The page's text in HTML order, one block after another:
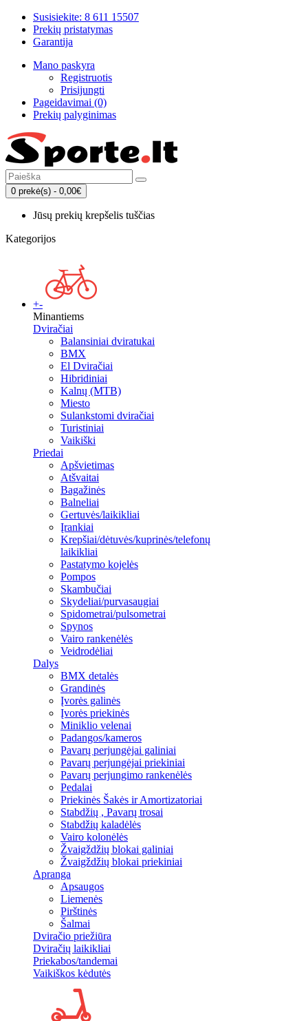
Susisiekite: 8 611 15507
Prekių pristatymas
Garantija
Mano paskyra
Registruotis
Prisijungti
Pageidavimai (0)
Prekių palyginimas
0 prekė(s) - 0,00€
Jūsų prekių krepšelis tuščias
Kategorijos
+-
Minantiems
Dviračiai
Balansiniai dviratukai
BMX
El Dviračiai
Hibridiniai
Kalnų (MTB)
Miesto
Sulankstomi dviračiai
Turistiniai
Vaikiški
Priedai
Apšvietimas
Atšvaitai
Bagažinės
Balneliai
Gertuvės/laikikliai
Įrankiai
Krepšiai/dėtuvės/kuprinės/telefonų
laikikliai
Pastatymo kojelės
Pompos
Skambučiai
Skydeliai/purvasaugiai
Spidometrai/pulsometrai
Spynos
Vairo rankenėlės
Veidrodėliai
Dalys
BMX detalės
Grandinės
Įvorės galinės
Įvorės priekinės
Miniklio velenai
Padangos/kameros
Pavarų perjungėjai galiniai
Pavarų perjungėjai priekiniai
Pavarų perjungimo rankenėlės
Pedalai
Priekinės Šakės ir Amortizatoriai
Stabdžių , Pavarų trosai
Stabdžių kaladėlės
Vairo kolonėlės
Žvaigždžių blokai galiniai
Žvaigždžių blokai priekiniai
Apranga
Apsaugos
Liemenės
Pirštinės
Šalmai
Dviračio priežiūra
Dviračių laikikliai
Priekabos/tandemai
Vaikiškos kėdutės